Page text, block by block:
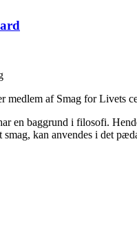
medlem af Smag for Livets
en baggrund i filosofi.
smag, kan anvendes i det